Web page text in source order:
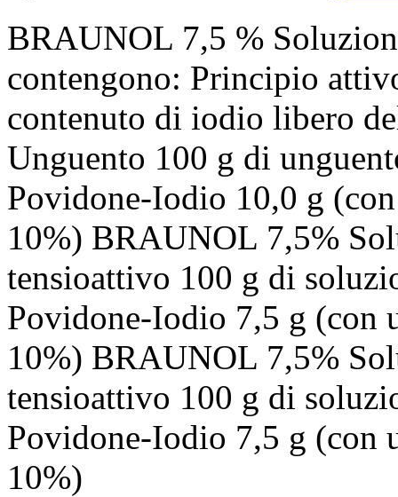
BRAUNOL 7,5 %
contengono: Principio
contenuto di iodio libero
Unguento 100 g di
Povidone-Iodio 10,0 g
10%) BRAUNOL 7,5%
tensioattivo 100 g di
Povidone-Iodio 7,5 g (con
10%) BRAUNOL 7,5%
tensioattivo 100 g di
Povidone-Iodio 7,5 g (con
10%)